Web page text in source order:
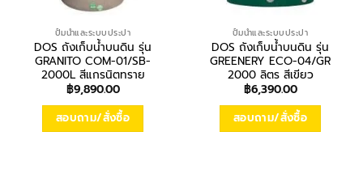
ปั้มน้ำและระบบประปา
DOS ถังเก็บน้ำบนดิน รุ่น
GRANITO COM-01/SB-
2000L สีแกรนิตทราย
฿9,890.00
สอบถาม/สั่งซื้อ
ปั้มน้ำและระบบประปา
DOS ถังเก็บน้ำบนดิน รุ่น
GREENERY ECO-04/GR
2000 ลิตร สีเขียว
฿6,390.00
สอบถาม/สั่งซื้อ